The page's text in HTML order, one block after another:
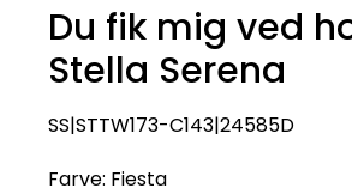
Du fik mig ved
Stella Serena
SS|STTW173-C143|24585D
Farve: Fiesta